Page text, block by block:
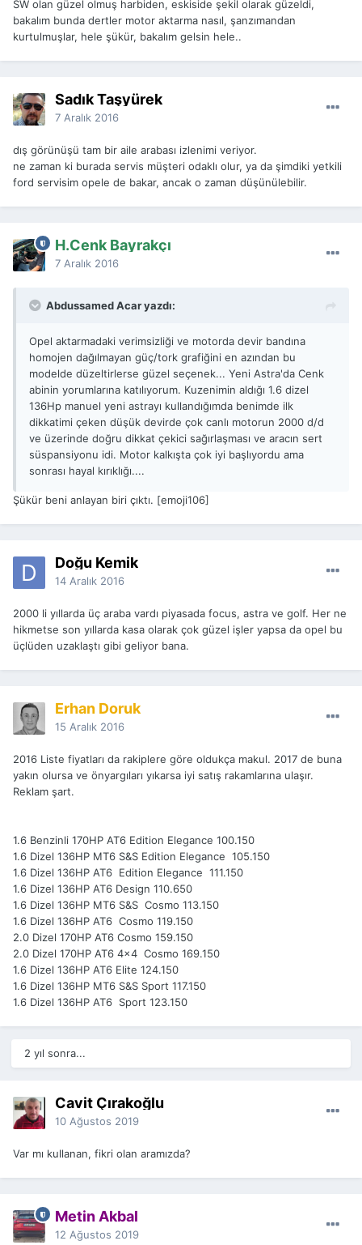
SW olan güzel olmuş harbiden, eskiside şekil olarak güzeldi,
bakalım bunda dertler motor aktarma nasıl, şanzımandan
kurtulmuşlar, hele şükür, bakalım gelsin hele..
Sadık Taşyürek
7 Aralık 2016
dış görünüşü tam bir aile arabası izlenimi veriyor.
ne zaman ki burada servis müşteri odaklı olur, ya da şimdiki yetkili
ford servisim opele de bakar, ancak o zaman düşünülebilir.
H.Cenk Bayrakçı
7 Aralık 2016
Abdussamed Acar yazdı:
Opel aktarmadaki verimsizliği ve motorda devir bandına
homojen dağılmayan güç/tork grafiğini en azından bu
modelde düzeltirlerse güzel seçenek... Yeni Astra'da Cenk
abinin yorumlarına katılıyorum. Kuzenimin aldığı 1.6 dizel
136Hp manuel yeni astrayı kullandığımda benimde ilk
dikkatimi çeken düşük devirde çok canlı motorun 2000 d/d
ve üzerinde doğru dikkat çekici sağırlaşması ve aracın sert
süspansiyonu idi. Motor kalkışta çok iyi başlıyordu ama
sonrası hayal kırıklığı....
Şükür beni anlayan biri çıktı. [emoji106]
Doğu Kemik
14 Aralık 2016
2000 li yıllarda üç araba vardı piyasada focus, astra ve golf. Her ne
hikmetse son yıllarda kasa olarak çok güzel işler yapsa da opel bu
üçlüden uzaklaştı gibi geliyor bana.
Erhan Doruk
15 Aralık 2016
2016 Liste fiyatları da rakiplere göre oldukça makul. 2017 de buna
yakın olursa ve önyargıları yıkarsa iyi satış rakamlarına ulaşır.
Reklam şart.
1.6 Benzinli 170HP AT6 Edition Elegance 100.150
1.6 Dizel 136HP MT6 S&S Edition Elegance 105.150
1.6 Dizel 136HP AT6 Edition Elegance 111.150
1.6 Dizel 136HP AT6 Design 110.650
1.6 Dizel 136HP MT6 S&S Cosmo 113.150
1.6 Dizel 136HP AT6 Cosmo 119.150
2.0 Dizel 170HP AT6 Cosmo 159.150
2.0 Dizel 170HP AT6 4x4 Cosmo 169.150
1.6 Dizel 136HP AT6 Elite 124.150
1.6 Dizel 136HP MT6 S&S Sport 117.150
1.6 Dizel 136HP AT6 Sport 123.150
2 yıl sonra...
Cavit Çırakoğlu
10 Ağustos 2019
Var mı kullanan, fikri olan aramızda?
Metin Akbal
12 Ağustos 2019